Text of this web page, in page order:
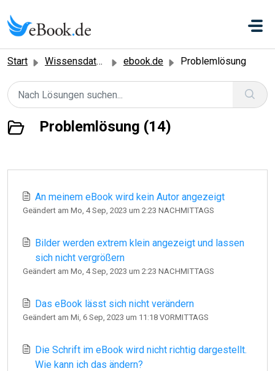
Start Wissensdatenbank ebook.de Problemlösung
Problemlösung (14)
An meinem eBook wird kein Autor angezeigt
Geändert am Mo, 4 Sep, 2023 um 2:23 NACHMITTAGS
Bilder werden extrem klein angezeigt und lassen
sich nicht vergrößern
Geändert am Mo, 4 Sep, 2023 um 2:23 NACHMITTAGS
Das eBook lässt sich nicht verändern
Geändert am Mi, 6 Sep, 2023 um 11:18 VORMITTAGS
Die Schrift im eBook wird nicht richtig dargestellt.
Wie kann ich das ändern?